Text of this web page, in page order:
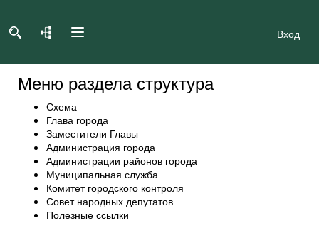
Вход
Меню раздела структура
Схема
Глава города
Заместители Главы
Администрация города
Администрации районов города
Муниципальная служба
Комитет городского контроля
Совет народных депутатов
Полезные ссылки